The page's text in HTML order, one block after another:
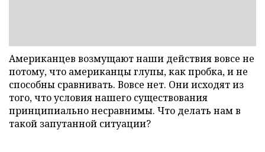
Американцев возмущают наши действия вовсе не
потому, что американцы глупы, как пробка, и не
способны сравнивать. Вовсе нет. Они исходят из
того, что условия нашего существования
принципиально несравнимы. Что делать нам в
такой запутанной ситуации?